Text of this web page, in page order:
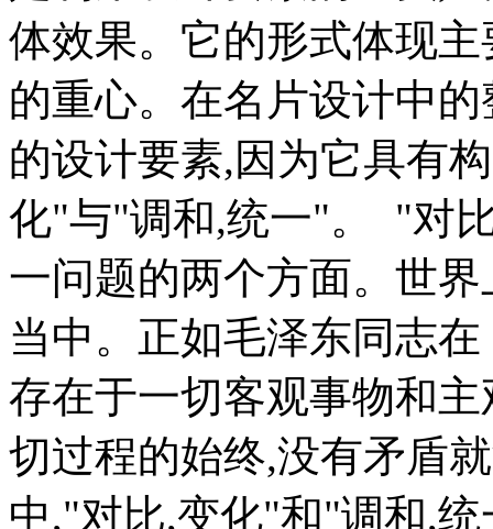
体效果。它的形式体现
的重心。在名片设计中
的设计要素,因为它具有
化"与"调和,统一"。 "对
一问题的两个方面。世
当中。正如毛泽东同志
存在于一切客观事物和
切过程的始终,没有矛盾
中,"对比,变化"和"调和,